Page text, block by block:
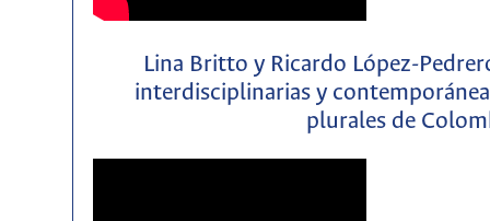
Lina Britto y Ricardo López-
interdisciplinarias y
plurales de